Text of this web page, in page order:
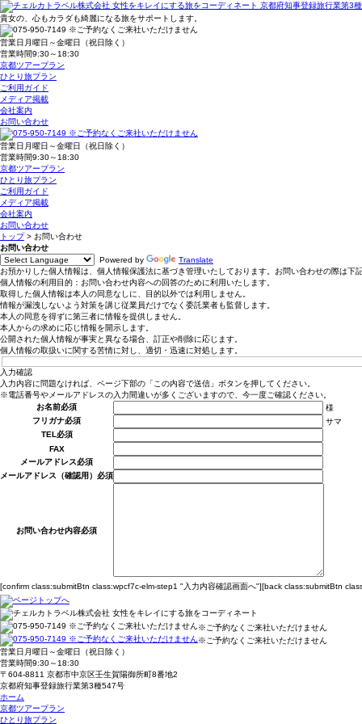
貴女の、心もカラダも綺麗になる旅をサポートします。
営業日 月曜日～金曜日（祝日除く）
営業時間9:30～18:30
京都ツアープラン
ひとり旅プラン
ご利用ガイド
メディア掲載
会社案内
お問い合わせ
営業日 月曜日～金曜日（祝日除く）
営業時間9:30～18:30
京都ツアープラン
ひとり旅プラン
ご利用ガイド
メディア掲載
会社案内
お問い合わせ
トップ> お問い合わせ
お問い合わせ
Powered by
Translate
お預かりした個人情報は、個人情報保護法に基づき管理いたしております。お問い合わせの際は下
個人情報の利用目的：お問い合わせ内容への回答のために利用いたします。
取得した個人情報は本人の同意なしに、目的以外では利用しません。
情報が漏洩しないよう対策を講じ従業員だけでなく委託業者も監督します。
本人の同意を得ずに第三者に情報を提供しません。
本人からの求めに応じ情報を開示します。
公開された個人情報が事実と異なる場合、訂正や削除に応じます。
個人情報の取扱いに関する苦情に対し、適切・迅速に対処します。
入力確認
入力内容に問題なければ、ページ下部の「この内容で送信」ボタンを押してください。
※電話番号やメールアドレスの入力間違いが多くございますので、今一度ご確認ください。
お名前必須
様
フリガナ必須
サマ
TEL必須
FAX
メールアドレス必須
メールアドレス（確認用） 必須
お問い合わせ内容必須
[confirm class:submitBtn class:wpcf7c-elm-step1 "入力内容確認画面へ"][back class:submitBtn
※ご予約なくご来社いただけません
※ご予約なくご来社いただけません
営業日 月曜日～金曜日（祝日除く）
営業時間9:30～18:30
〒604-8811 京都市中京区壬生賀陽御所町8番地2
京都府知事登録旅行業第3種547号
ホーム
京都ツアープラン
ひとり旅プラン